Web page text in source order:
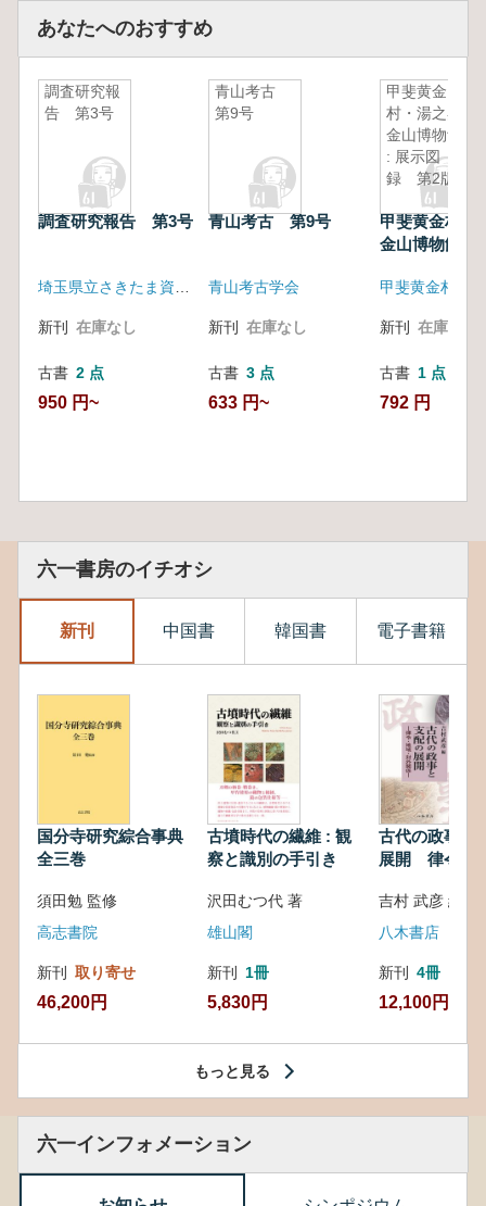
あなたへのおすすめ
調査研究報
告 第3号
調査研究報告 第3号
新刊 在庫なし
古書 2 点
950 円~
青山考古
第9号
青山考古 第9号
青山考古学会
新刊 在庫なし
古書 3 点
633 円~
甲斐黄金
村・湯之奥
金山博物館
: 展示図
録 第2版
甲斐黄金村・
金山博物館 :
新刊 在庫なし
古書 1 点
792 円
六一書房のイチオシ
新刊 中国書 韓国書 電子書籍
国分寺研究綜合事典
全三巻
須田勉 監修
高志書院
新刊 取り寄せ
46,200円
古墳時代の繊維 : 観
察と識別の手引き
沢田むつ代 著
雄山閣
新刊 1冊
5,830円
古代の政事と
展開 律令・
吉村 武彦 編集
八木書店
新刊 4冊
12,100円
もっと見る
六一インフォメーション